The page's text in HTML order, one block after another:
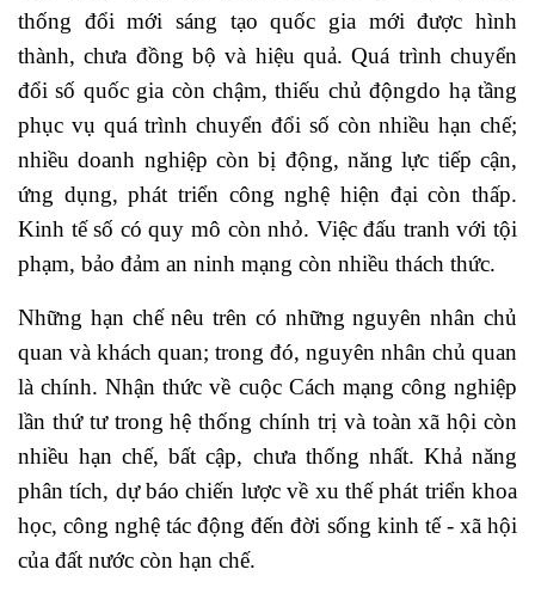
thống đổi mới sáng tạo quốc gia mới được hình
thành, chưa đồng bộ và hiệu quả. Quá trình chuyển
đổi số quốc gia còn chậm, thiếu chủ độngdo hạ tầng
phục vụ quá trình chuyển đổi số còn nhiều hạn chế;
nhiều doanh nghiệp còn bị động, năng lực tiếp cận,
ứng dụng, phát triển công nghệ hiện đại còn thấp.
Kinh tế số có quy mô còn nhỏ. Việc đấu tranh với tội
phạm, bảo đảm an ninh mạng còn nhiều thách thức.
Những hạn chế nêu trên có những nguyên nhân chủ
quan và khách quan; trong đó, nguyên nhân chủ quan
là chính. Nhận thức về cuộc Cách mạng công nghiệp
lần thứ tư trong hệ thống chính trị và toàn xã hội còn
nhiều hạn chế, bất cập, chưa thống nhất. Khả năng
phân tích, dự báo chiến lược về xu thế phát triển khoa
học, công nghệ tác động đến đời sống kinh tế - xã hội
của đất nước còn hạn chế.